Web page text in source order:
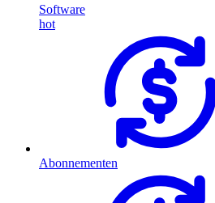
Software
hot
Abonnementen